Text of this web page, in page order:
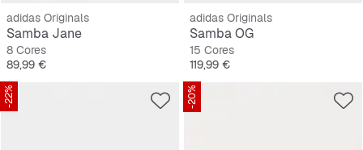
adidas Originals
Samba Jane
8 Cores
Preço
89,99 €
adidas Originals
Samba OG
15 Cores
Preço
119,99 €
-22% -20%